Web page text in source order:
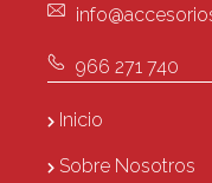
966 271 740
Inicio
Sobre Nosotros